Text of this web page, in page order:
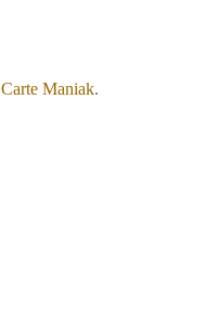
Carte Maniak.